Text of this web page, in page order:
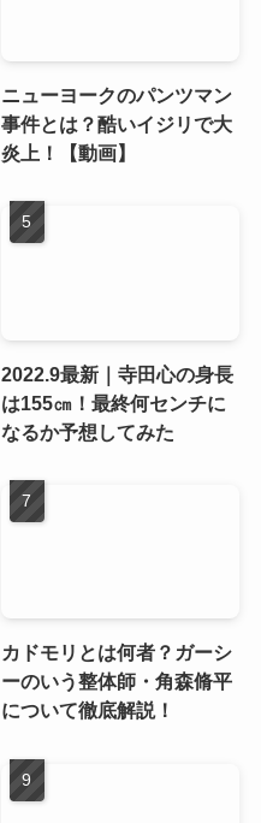
ニューヨークのパンツマン
事件とは？酷いイジリで大
炎上！【動画】
2022.9最新｜寺田心の身長
は155㎝！最終何センチに
なるか予想してみた
カドモリとは何者？ガーシ
ーのいう整体師・角森脩平
について徹底解説！